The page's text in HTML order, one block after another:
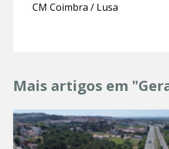
CM Coimbra / Lusa
Mais artigos em